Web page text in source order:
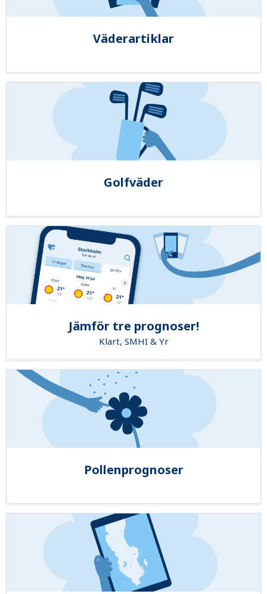
Väderartiklar
Golfväder
Jämför tre prognoser!
Klart, SMHI & Yr
Pollenprognoser